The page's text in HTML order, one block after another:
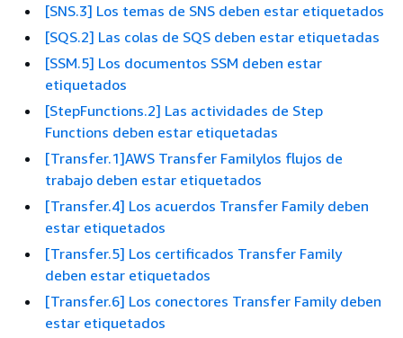
[SNS.3] Los temas de SNS deben estar etiquetados
[SQS.2] Las colas de SQS deben estar etiquetadas
[SSM.5] Los documentos SSM deben estar
etiquetados
[StepFunctions.2] Las actividades de Step
Functions deben estar etiquetadas
[Transfer.1]AWS Transfer Familylos flujos de
trabajo deben estar etiquetados
[Transfer.4] Los acuerdos Transfer Family deben
estar etiquetados
[Transfer.5] Los certificados Transfer Family
deben estar etiquetados
[Transfer.6] Los conectores Transfer Family deben
estar etiquetados